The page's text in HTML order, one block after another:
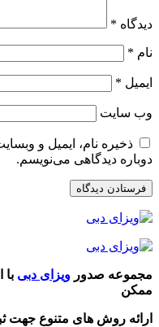
دیدگاه *
نام *
ایمیل *
وب‌ سایت
ذخیره نام، ایمیل و
دوباره دیدگاهی می‌نویسم.
مجموعه صدور ویزای دبی
ممکن
ارائه روش های متنوع جهت